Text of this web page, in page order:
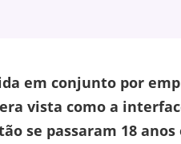
em conjunto por
vista como a
se passaram 18 anos